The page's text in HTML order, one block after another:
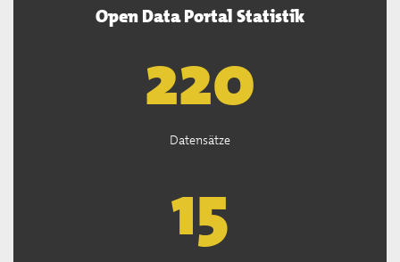
Open Data Portal Statistik
222
Datensätze
15